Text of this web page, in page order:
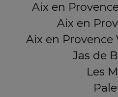
Aix en
Aix en
Aix en Provence
Jas de
Les